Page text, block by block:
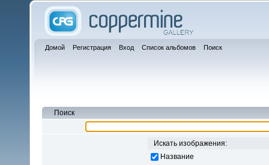
Домой Регистрация Вход Список альбомов Поиск
Поиск
Искать изображения:
Название